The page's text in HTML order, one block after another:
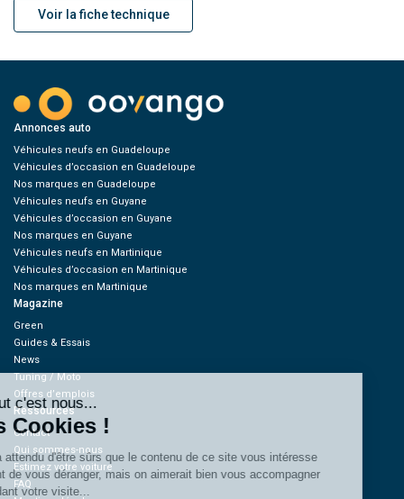
Voir la fiche technique
Annonces auto
Véhicules neufs en Guadeloupe
Véhicules d’occasion en Guadeloupe
Nos marques en Guadeloupe
Véhicules neufs en Guyane
Véhicules d’occasion en Guyane
Nos marques en Guyane
Véhicules neufs en Martinique
Véhicules d’occasion en Martinique
Nos marques en Martinique
Magazine
Green
Guides & Essais
News
Tuning / Moto
Offres d’emplois
Ressources
Contact
Qui sommes-nous
Estimez votre voiture
FAQ